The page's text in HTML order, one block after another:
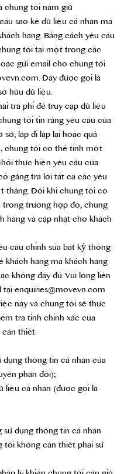
chúng tôi nắm giữ
sao kê dữ liệu cá nhân mà
hàng. Bằng cách yêu cầu
tôi tại một trong các
gửi email cho chúng tôi
Đây được gọi là
hữu dữ liệu.
trả phí để truy cập dữ liệu
tôi tin rằng yêu cầu của
lặp đi lặp lại hoặc quá
chúng tôi có thể tính một
thực hiện yêu cầu của
gắng trả lời tất cả các yêu
tháng. Đôi khi chúng tôi có
trường hợp đó, chúng
và cập nhật cho khách
cầu chỉnh sửa bất kỳ thông
hàng mà khách hàng
không đầy đủ. Vui lòng liên
enquiries@movevn.com
này và chúng tôi sẽ thực
tra tính chính xác của
thiết.
thông tin cá nhân của
phản đối);
liệu cá nhân (được gọi là
dụng thông tin cá nhân
tôi không cần thiết phải sử